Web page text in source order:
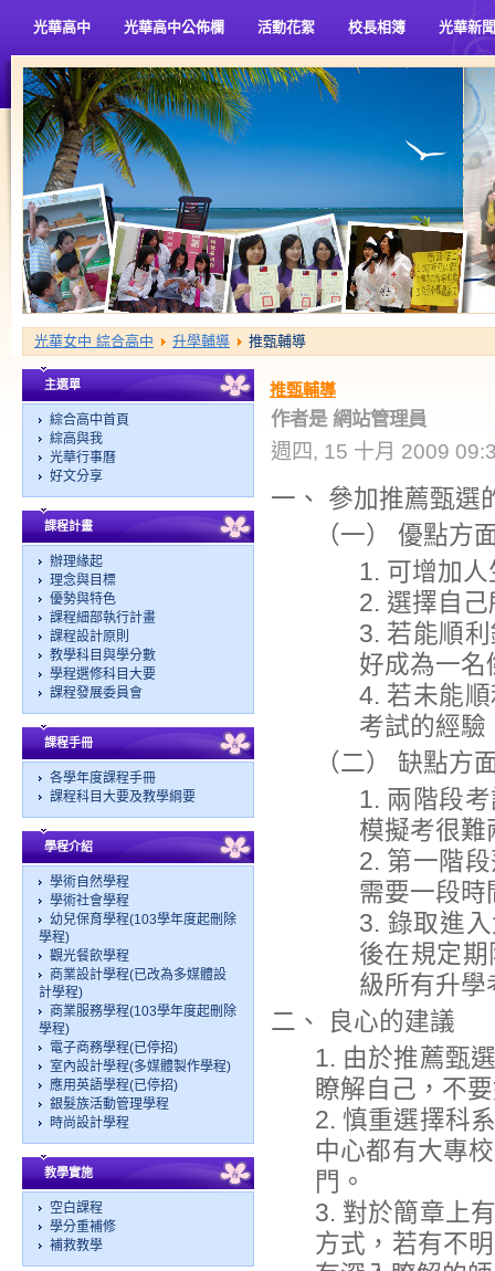
光華高中 光華高中公佈欄 活動花絮 校長相簿 光華新
光華女中 綜合高中 升學輔導 推甄輔導
主選單
綜合高中首頁
綜高與我
光華行事曆
好文分享
課程計畫
辦理緣起
理念與目標
優勢與特色
課程細部執行計畫
課程設計原則
教學科目與學分數
學程選修科目大要
課程發展委員會
課程手冊
各學年度課程手冊
課程科目大要及教學綱要
學程介紹
學術自然學程
學術社會學程
幼兒保育學程(103學年度起刪除
學程)
觀光餐飲學程
商業設計學程(已改為多媒體設
計學程)
商業服務學程(103學年度起刪除
學程)
電子商務學程(已停招)
室內設計學程(多媒體製作學程)
應用英語學程(已停招)
銀髮族活動管理學程
時尚設計學程
教學實施
空白課程
學分重補修
補救教學
推甄輔導
作者是 網站管理員
週四, 15 十月 2009
一、 參加推薦甄選
（一） 優點方
1. 可增加
2. 選擇自
3. 若能順
好成為一名
4. 若未能
考試的經驗
（二） 缺點方
1. 兩階段
模擬考很難
2. 第一階
需要一段時
3. 錄取進
後在規定
級所有升學
二、 良心的建議
1. 由於推薦甄
瞭解自己，不
2. 慎重選擇科
中心都有大專
門。
3. 對於簡章上
方式，若有不